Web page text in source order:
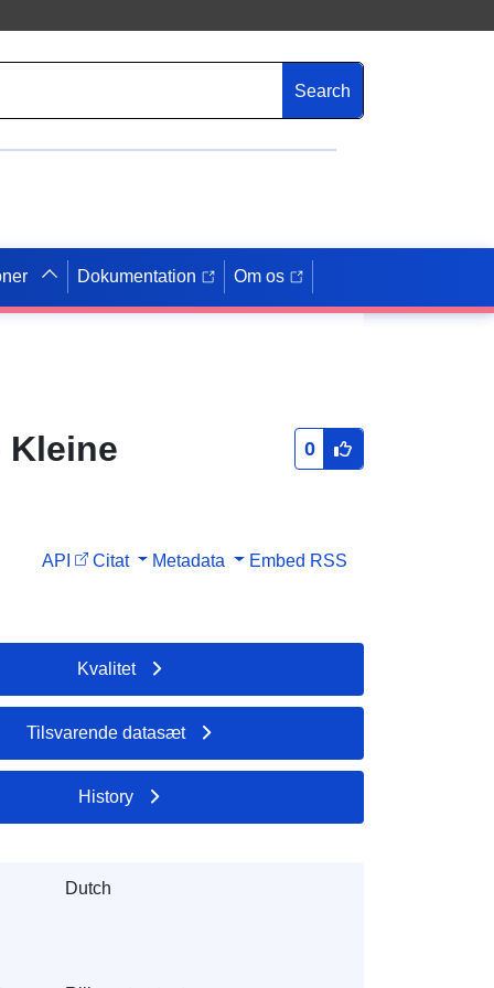
Search
Dokumentation Om os
Kleine
0
API Citat Metadata Embed RSS
Kvalitet
Tilsvarende datasæt
History
Dutch